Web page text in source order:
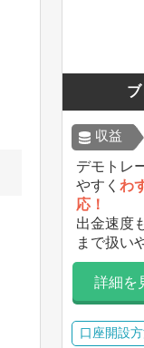
収益
デモトレ
やすく わ
応！
出金速度
まで扱い
詳細を
口座開設